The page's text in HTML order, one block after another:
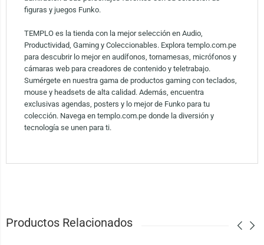
figuras y juegos Funko.
TEMPLO es la tienda con la mejor selección en Audio,
Productividad, Gaming y Coleccionables. Explora templo.com.pe
para descubrir lo mejor en audífonos, tornamesas, micrófonos y
cámaras web para creadores de contenido y teletrabajo.
Sumérgete en nuestra gama de productos gaming con teclados,
mouse y headsets de alta calidad. Además, encuentra
exclusivas agendas, posters y lo mejor de Funko para tu
colección. Navega en templo.com.pe donde la diversión y
tecnología se unen para ti.
Productos Relacionados